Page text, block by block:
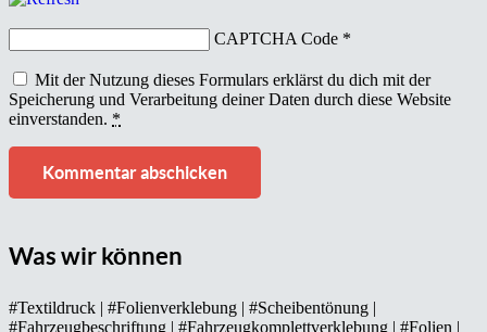
CAPTCHA Code *
Mit der Nutzung dieses Formulars erklärst du dich mit der
Speicherung und Verarbeitung deiner Daten durch diese Website
einverstanden. *
Kommentar abschicken
Was wir können
#Textildruck | #Folienverklebung | #Scheibentönung |
#Fahrzeugbeschriftung | #Fahrzeugkomplettverklebung | #Folien |